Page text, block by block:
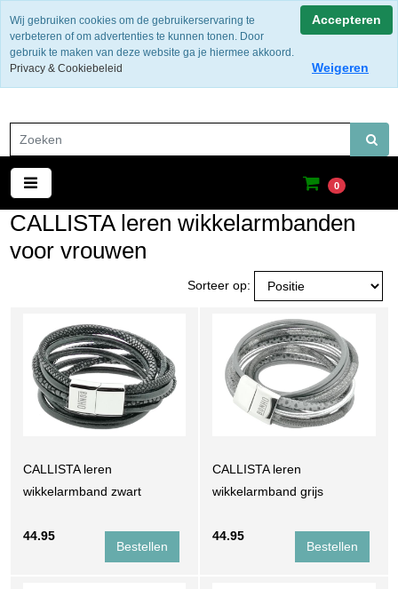
Gratis verzending binnen Nederland
0
CALLISTA leren wikkelarmbanden
voor vrouwen
Sorteer op:
CALLISTA leren
wikkelarmband zwart
44.95
CALLISTA leren
wikkelarmband grijs
44.95
Wij gebruiken cookies om de gebruikerservaring te
verbeteren of om advertenties te kunnen tonen. Door
gebruik te maken van deze website ga je hiermee akkoord.
Privacy & Cookiebeleid
Accepteren
Weigeren